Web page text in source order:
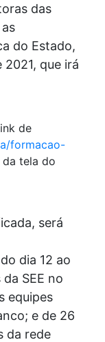
das
do Estado,
que irá
de
formacao-
da tela do
será
dia 12 ao
SEE no
equipes
e de 26
da rede